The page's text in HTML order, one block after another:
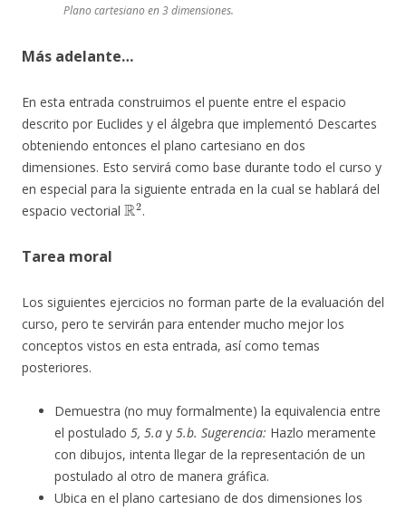
Plano cartesiano en 3 dimensiones.
Más adelante…
En esta entrada construimos el puente entre el espacio
descrito por Euclides y el álgebra que implementó Descartes
obteniendo entonces el plano cartesiano en dos
dimensiones. Esto servirá como base durante todo el curso y
en especial para la siguiente entrada en la cual se hablará del
espacio vectorial
R2
.
Tarea moral
Los siguientes ejercicios no forman parte de la evaluación del
curso, pero te servirán para entender mucho mejor los
conceptos vistos en esta entrada, así como temas
posteriores.
Demuestra (no muy formalmente) la equivalencia entre
el postulado 5, 5.a y 5.b. Sugerencia: Hazlo meramente
con dibujos, intenta llegar de la representación de un
postulado al otro de manera gráfica.
Ubica en el plano cartesiano de dos dimensiones los